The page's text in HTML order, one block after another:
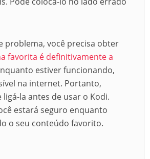
problema, você precisa obter
favorita é definitivamente a
estiver funcionando,
na internet. Portanto,
la antes de usar o Kodi.
estará seguro enquanto
o seu conteúdo favorito.